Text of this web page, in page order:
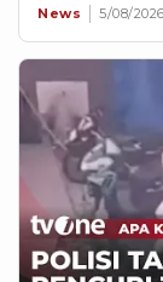
News 5/08/2026